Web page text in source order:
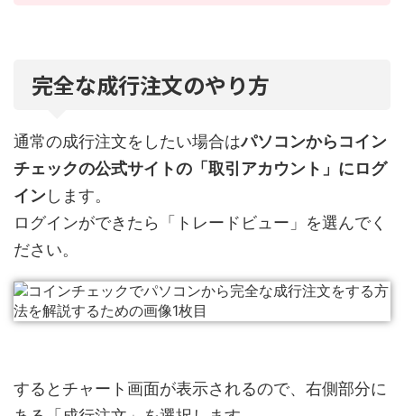
完全な成行注文のやり方
通常の成行注文をしたい場合はパソコンからコイン
チェックの公式サイトの「取引アカウント」にログ
インします。
ログインができたら「トレードビュー」を選んでく
ださい。
するとチャート画面が表示されるので、右側部分に